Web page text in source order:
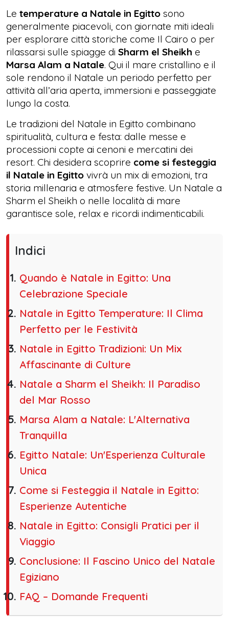
Le temperature a Natale in Egitto sono
generalmente piacevoli, con giornate miti ideali
per esplorare città storiche come Il Cairo o per
rilassarsi sulle spiagge di Sharm el Sheikh e
Marsa Alam a Natale. Qui il mare cristallino e il
sole rendono il Natale un periodo perfetto per
attività all’aria aperta, immersioni e passeggiate
lungo la costa.
Le tradizioni del Natale in Egitto combinano
spiritualità, cultura e festa: dalle messe e
processioni copte ai cenoni e mercatini dei
resort. Chi desidera scoprire come si festeggia
il Natale in Egitto vivrà un mix di emozioni, tra
storia millenaria e atmosfere festive. Un Natale a
Sharm el Sheikh o nelle località di mare
garantisce sole, relax e ricordi indimenticabili.
Indici
Quando è Natale in Egitto: Una
Celebrazione Speciale
Natale in Egitto Temperature: Il Clima
Perfetto per le Festività
Natale in Egitto Tradizioni: Un Mix
Affascinante di Culture
Natale a Sharm el Sheikh: Il Paradiso
del Mar Rosso
Marsa Alam a Natale: L'Alternativa
Tranquilla
Egitto Natale: Un'Esperienza Culturale
Unica
Come si Festeggia il Natale in Egitto:
Esperienze Autentiche
Natale in Egitto: Consigli Pratici per il
Viaggio
Conclusione: Il Fascino Unico del Natale
Egiziano
FAQ – Domande Frequenti